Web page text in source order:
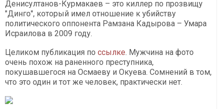
Денисултанов-Курмакаев – это киллер по прозвищу
"Динго", который имел отношение к убийству
политического оппонента Рамзана Кадырова – Умара
Исраилова в 2009 году.
Целиком публикация по ссылке. Мужчина на фото
очень похож на раненного преступника,
покушавшегося на Осмаеву и Окуева. Сомнений в том,
что это один и тот же человек, практически нет.